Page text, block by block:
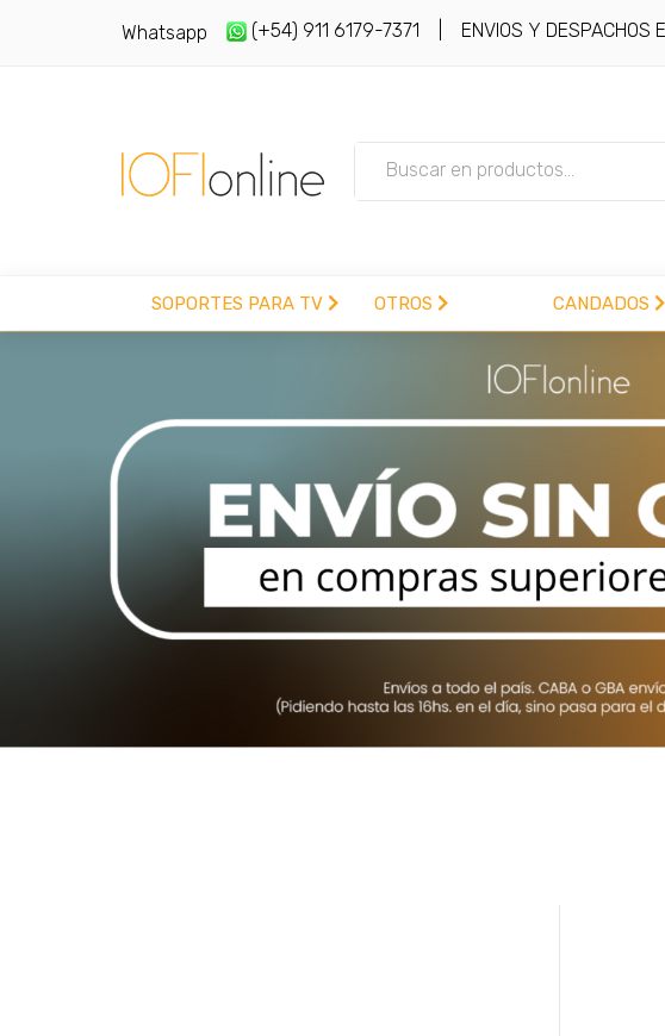
Whatsapp (+54) 911 6179-7371 | ENVIOS Y DESPACHOS
SOPORTES PARA TV OTROS CANDADOS
vesasoportes@gmail.com
SOPORTES PARA TV
SOPORTES MOVILES
HASTA 100 PULGADAS
HASTA 75 PULGADAS